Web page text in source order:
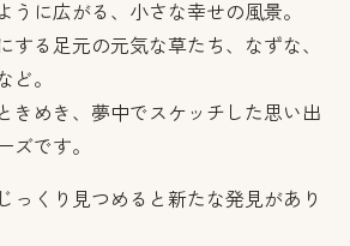
うに広がる、小さな幸せの風景。
する足元の元気な草たち、なずな、
ど。
きめき、夢中でスケッチした思い出
ズです。
っくり見つめると新たな発見があり